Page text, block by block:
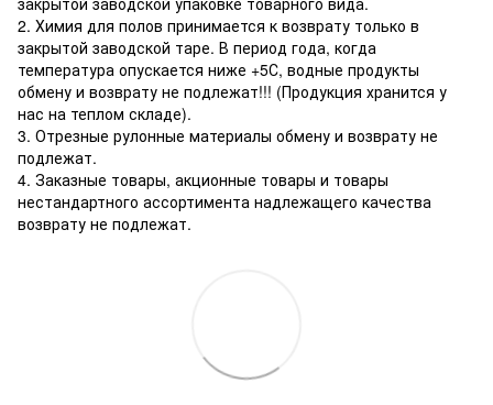
2. Химия для полов принимается к возврату только в
закрытой заводской таре. В период года, когда
температура опускается ниже +5С, водные продукты
обмену и возврату не подлежат!!! (Продукция хранится у
нас на теплом складе).
3. Отрезные рулонные материалы обмену и возврату не
подлежат.
4. Заказные товары, акционные товары и товары
нестандартного ассортимента надлежащего качества
возврату не подлежат.